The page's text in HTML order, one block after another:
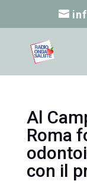
Al
Roma
con il